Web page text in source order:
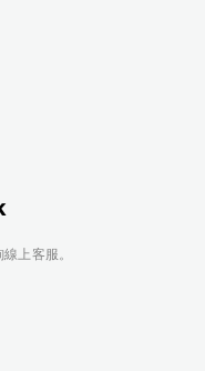
上客服。